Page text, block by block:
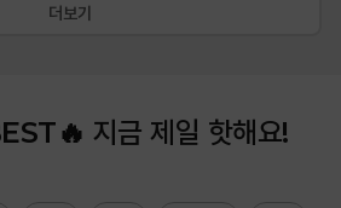
더보기
지금 제일 핫해요!